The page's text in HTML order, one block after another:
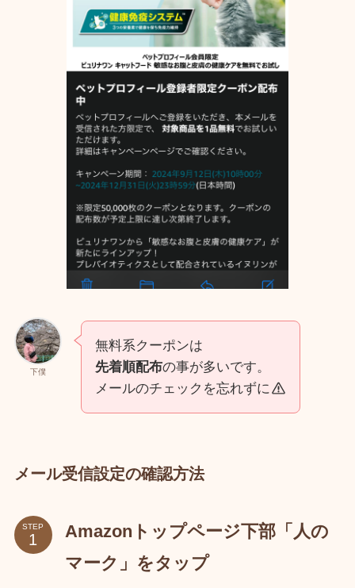
下僕
無料系クーポンは
先着順配布の事が多いです。
メールのチェックを忘れずに
メール受信設定の確認方法
STEP
Amazonトップページ下部「人の
マーク」をタップ